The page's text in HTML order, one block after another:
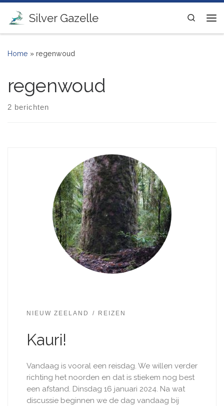
Ga naar inhoud
Silver Gazelle
Search
Home » regenwoud
regenwoud
2 berichten
NIEUW ZEELAND REIZEN
Kauri!
Vandaag is vooral een reisdag. We willen verder
richting het noorden en dat is stiekem nog best
een afstand. Dinsdag 16 januari 2024. Na wat
discussie beginnen we de dag vandaag bij